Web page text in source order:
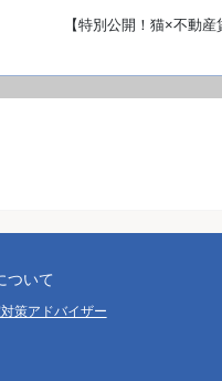
【特別公開！猫×不動
ついて
策アドバイザー